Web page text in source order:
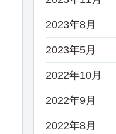
2023年8月
2023年5月
2022年10月
2022年9月
2022年8月